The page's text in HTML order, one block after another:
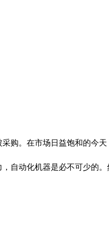
购。在市场日益饱和的今天
自动化机器是必不可少的